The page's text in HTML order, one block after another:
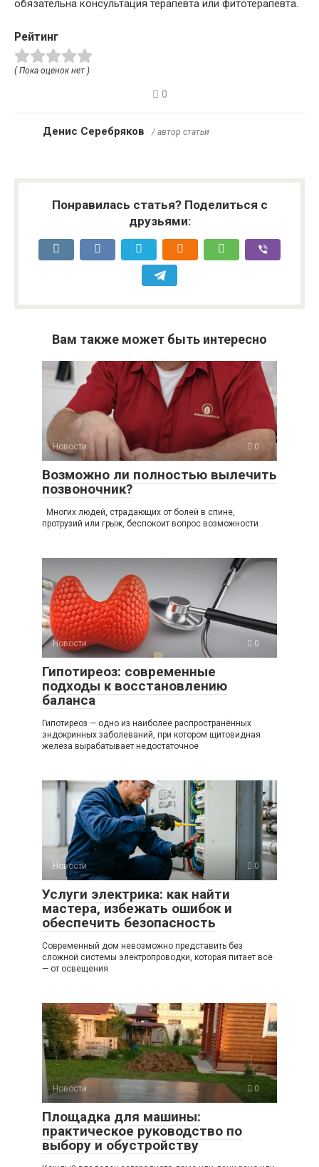
обязательна консультация терапевта или фитотерапевта.
Рейтинг
( Пока оценок нет )
0
Денис Серебряков / автор статьи
Понравилась статья? Поделиться с
друзьями:
Вам также может быть интересно
Новости 0
Возможно ли полностью вылечить
позвоночник?
Многих людей, страдающих от болей в спине,
протрузий или грыж, беспокоит вопрос возможности
Новости 0
Гипотиреоз: современные
подходы к восстановлению
баланса
Гипотиреоз — одно из наиболее распространённых
эндокринных заболеваний, при котором щитовидная
железа вырабатывает недостаточное
Новости 0
Услуги электрика: как найти
мастера, избежать ошибок и
обеспечить безопасность
Современный дом невозможно представить без
сложной системы электропроводки, которая питает всё
— от освещения
Новости 0
Площадка для машины:
практическое руководство по
выбору и обустройству